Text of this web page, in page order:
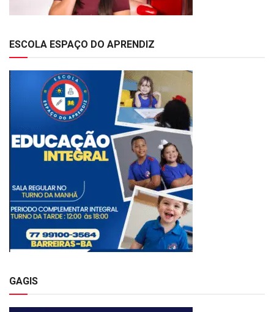
ESCOLA ESPAÇO DO APRENDIZ
GAGIS